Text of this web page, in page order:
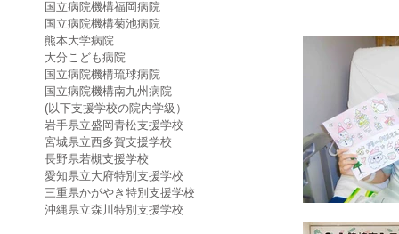
国立病院機構福岡病院
国立病院機構菊池病院
熊本大学病院
大分こども病院
国立病院機構琉球病院
国立病院機構南九州病院
(以下支援学校の院内学級）
岩手県立盛岡青松支援学校
宮城県立西多賀支援学校
長野県若槻支援学校
愛知県立大府特別支援学校
三重県かがやき特別支援学校
沖縄県立森川特別支援学校